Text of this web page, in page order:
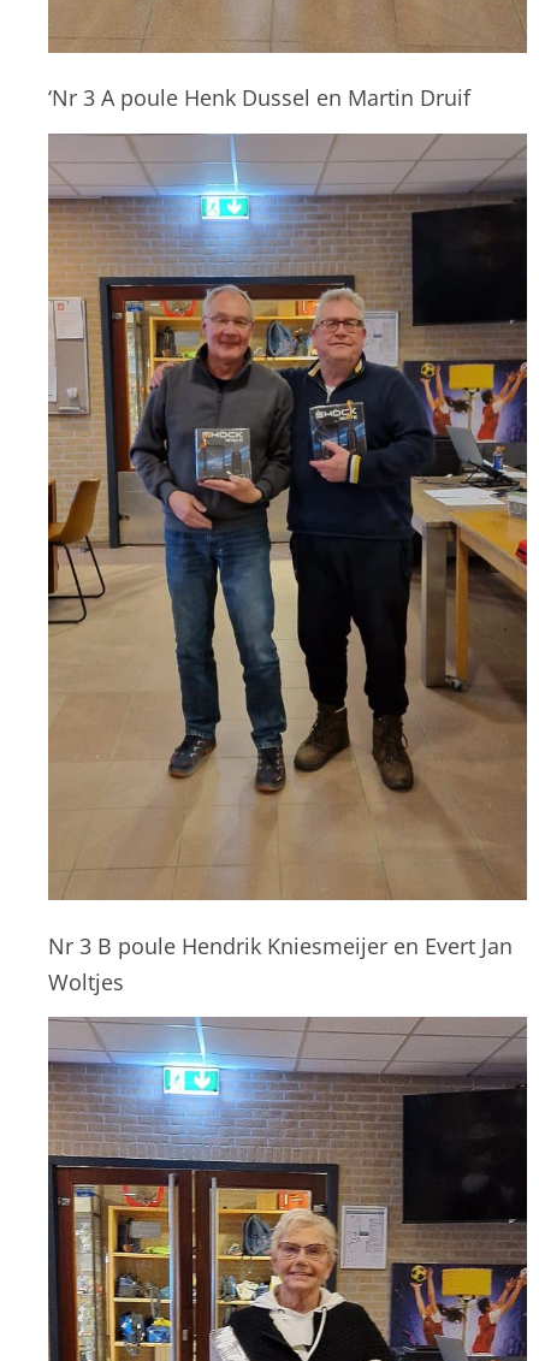
‘Nr 3 A poule Henk Dussel en Martin Druif
Nr 3 B poule Hendrik Kniesmeijer en Evert Jan
Woltjes